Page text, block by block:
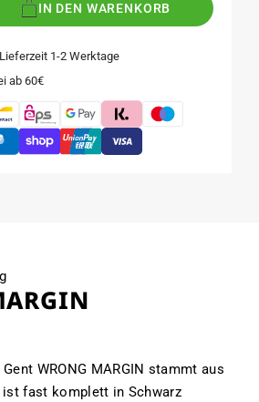
IN DEN WARENKORB
Lieferzeit 1-2 Werktage
ab 60€
WRONG MARGIN stammt aus
ist fast komplett in Schwarz